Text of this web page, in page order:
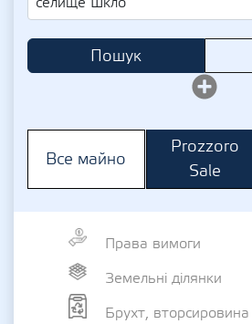
Пошук
Все майно
Prozzoro
Sale
Права вимоги
Земельні ділянки
Брухт, вторсировина